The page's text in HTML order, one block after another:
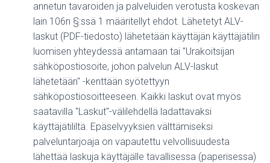
annetun tavaroiden ja palveluiden verotusta koskevan
lain 106n §:ssä 1 määritellyt ehdot. Lähetetyt ALV-
laskut (PDF-tiedosto) lähetetään käyttäjän käyttäjätilin
luomisen yhteydessä antamaan tai "Urakoitsijan
sähköpostiosoite, johon palvelun ALV-laskut
lähetetään" -kenttään syötettyyn
sähköpostiosoitteeseen. Kaikki laskut ovat myös
saatavilla "Laskut"-välilehdellä ladattavaksi
käyttäjätililtä. Epäselvyyksien välttämiseksi
palveluntarjoaja on vapautettu velvollisuudesta
lähettää laskuja käyttäjälle tavallisessa (paperisessa)